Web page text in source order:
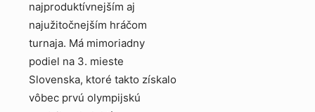
najproduktívnejším aj
najužitočnejším hráčom
turnaja. Má mimoriadny
podiel na 3. mieste
Slovenska, ktoré takto získalo
vôbec prvú olympijskú